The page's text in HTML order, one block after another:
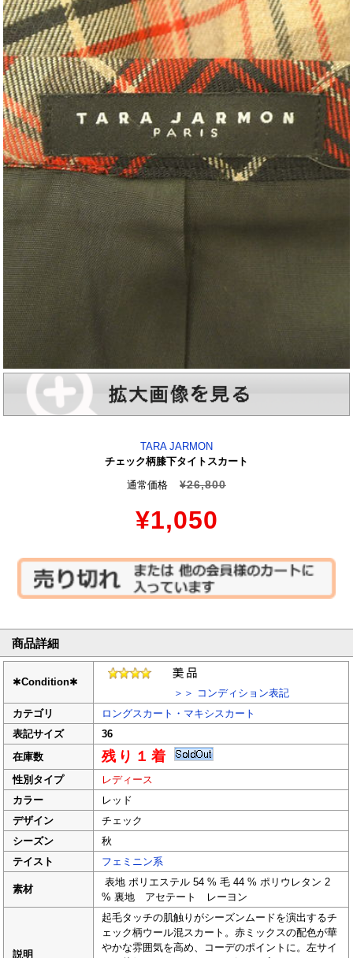
TARA JARMON
チェック柄膝下タイトスカート
通常価格
¥26,800
¥1,050
商品詳細
✱Condition✱
＞＞ コンディション表記
カテゴリ
ロングスカート・マキシスカート
表記サイズ
36
在庫数
残り１着
性別タイプ
レディース
カラー
レッド
デザイン
チェック
シーズン
秋
テイスト
フェミニン系
素材
表地 ポリエステル 54 % 毛 44 % ポリウレタン 2
% 裏地 アセテート レーヨン
説明
起毛タッチの肌触りがシーズンムードを演出するチ
ェック柄ウール混スカート。赤ミックスの配色が華
やかな雰囲気を高め、コーデのポイントに。左サイ